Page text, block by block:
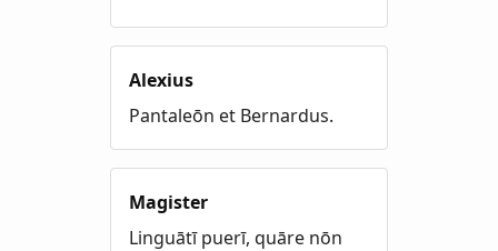
Alexius
Pantaleōn et Bernardus.
Magister
Linguātī puerī, quāre nōn